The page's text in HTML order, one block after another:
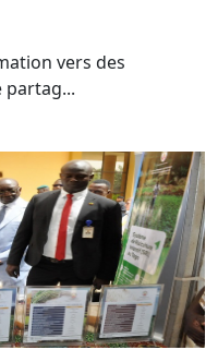
vers des
partag...